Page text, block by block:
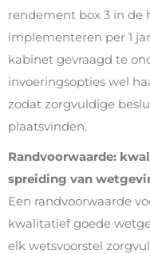
rendement box 3 in de
implementeren per 1
kabinet gevraagd te
invoeringsopties wel
zodat zorgvuldige
plaatsvinden.
Randvoorwaarde:
spreiding van
Een randvoorwaarde
kwalitatief goede
elk wetsvoorstel